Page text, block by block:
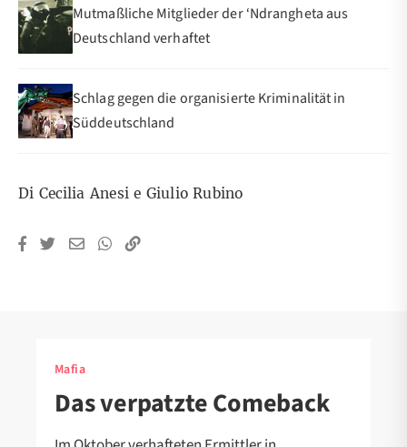
Mutmaßliche Mitglieder der ‘Ndrangheta aus
Deutschland verhaftet
Schlag gegen die organisierte Kriminalität in
Süddeutschland
Di Cecilia Anesi e Giulio Rubino
Mafia
Das verpatzte Comeback